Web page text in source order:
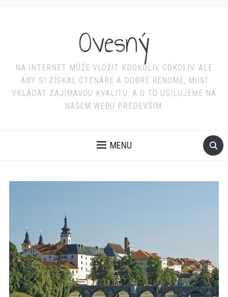
Ovesný
NA INTERNET MŮŽE VLOŽIT KDOKOLIV COKOLIV. ALE
ABY SI ZÍSKAL ČTENÁŘE A DOBRÉ RENOMÉ, MUSÍ
VKLÁDAT ZAJÍMAVOU KVALITU. A O TO USILUJEME NA
NAŠEM WEBU PŘEDEVŠÍM.
MENU